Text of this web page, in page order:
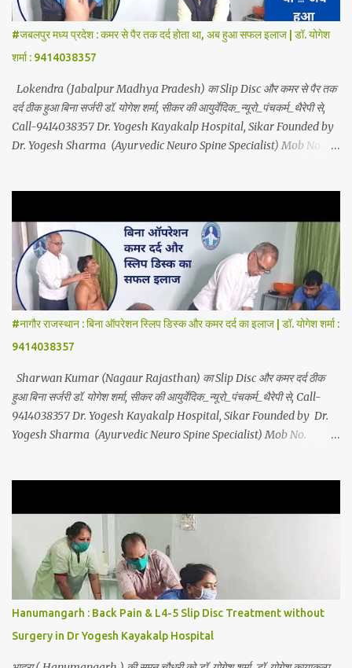
Ayurvedic Neuro Therapy, Nadi Steam Therapy, Acupuncture
Therapy, Cuping Therapy, Yoga-Sadhna Therapy. Apart from this,
the successful treatment of Migraine (headache), gas- acidity,
petadard - dharan (stomach ache-humus), aanv (amoeba), marod
- dast (to...
#जबलपुर मध्य प्रदेश : कमर से पैर तक दर्द होता था, अब हुआ सफल इलाज | डॉ. योगेश
शर्मा : 9414038357
Lokendra (Jabalpur Madhya Pradesh) का Slip Disc और कमर से पैर तक
दर्द ठीक हुआ बिना सर्जरी डॉ. योगेश शर्मा, सीकर की आयुर्वेदिक_न्यूरो_पंचकर्म_थैरेपी से,
Call-9414038357 Dr. Yogesh Kayakalp Hospital, Sikar Founded by
Dr. Yogesh Sharma (Ayurvedic Neuro Spine Specialist) Mob No.
Knee Joint Pain , Planter Fascitis, Spine and Joints problems
without surgery by Ayurvedic Neuro Panchkarma Therapy .
Ayurvedic Neuro Panchkarma Therapy is a combination of
Ayurvedic Neuro Therapy , Nadi Steam Therapy , Acupuncture
Therapy , Cuping Therapy , Yoga-Sadhna Therapy . Apart from
this, the successful treatment of Migraine (Headache) , gas-
acidity, petadard - dharan (Abdominal Pain), aanv (Ame...
#नागौर राजस्थान : बिना ऑपरेशन स्लिप डिस्क और कमर दर्द का इलाज | डॉ. योगेश शर्मा :
9414038357
Sharwan Kumar (Nagaur Rajasthan) का Slip Disc और कमर दर्द ठीक
हुआ बिना सर्जरी डॉ. योगेश शर्मा, सीकर की आयुर्वेदिक_न्यूरो_पंचकर्म_थैरेपी से, Call-
9414038357 Dr. Yogesh Kayakalp Hospital, Sikar Founded by Dr.
Yogesh Sharma (Ayurvedic Neuro Spine Specialist) Mob No.
Knee Joint Pain , Planter Fascitis, Spine and Joints problems
without surgery by Ayurvedic Neuro Panchkarma Therapy .
Ayurvedic Neuro Panchkarma Therapy is a combination of
Ayurvedic Neuro Therapy , Nadi Steam Therapy , Acupuncture
Therapy , Cuping Therapy , Yoga-Sadhna Therapy . Apart from
this, the successful treatment of Migraine (Headache) , gas-
acidity, petadard - dharan (Abdominal Pain), aanv (Amebiasis),
mar...
Hanumangarh : Back Pain & L4-5 Slip Disc Treatment without
Surgery in Dr Yogesh Kayakalp Hospital